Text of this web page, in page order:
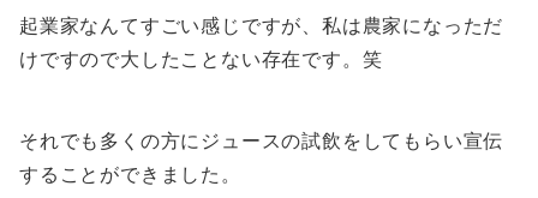
起業家なんてすごい感じですが、私は農家になっただ
けですので大したことない存在です。笑
それでも多くの方にジュースの試飲をしてもらい宣伝
することができました。